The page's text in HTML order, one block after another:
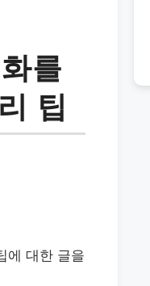
를
팁
에 대한 글을